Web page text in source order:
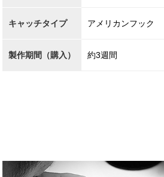
キャッチタイプ アメリカンフック
製作期間（購入） 約3週間